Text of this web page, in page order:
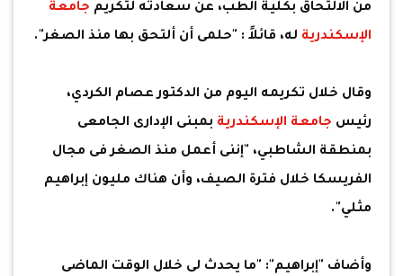
من الالتحاق بكلية الطب، عن سعادته لتكريم جامعة
الإسكندرية له، قائلاً : "حلمى أن ألتحق بها منذ الصغر".
وقال خلال تكريمه اليوم من الدكتور عصام الكردي،
رئيس جامعة الإسكندرية بمبنى الإدارى الجامعى
بمنطقة الشاطبي، "إننى أعمل منذ الصغر فى مجال
الفريسكا خلال فترة الصيف، وأن هناك مليون إبراهيم
مثلي".
وأضاف "إبراهيم": "ما يحدث لى خلال الوقت الماضى